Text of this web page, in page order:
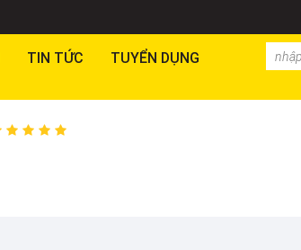
TIN TỨC TUYỂN DỤNG